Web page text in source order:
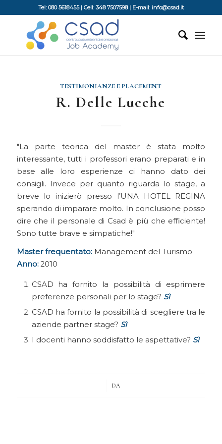
Tel: 080 5618455 | Cell: 348 7507598 | E-mail: info@csad.it
TESTIMONIANZE E PLACEMENT
R. Delle Lucche
La parte teorica del master è stata molto
interessante, tutti i professori erano preparati e in
base alle loro esperienze ci hanno dato dei
consigli. Invece per quanto riguarda lo stage, a
breve lo inizierò presso l’UNA HOTEL REGINA
sperando di imparare molto. In conclusione posso
dire che il personale di Csad è più che efficiente!
Sono tutte brave e simpatiche!
Master frequentato:Management del Turismo
Anno:2010
CSAD ha fornito la possibilità di esprimere
preferenze personali per lo stage? Sì
CSAD ha fornito la possibilità di scegliere tra le
aziende partner stage? Sì
I docenti hanno soddisfatto le aspettative? Sì
DA